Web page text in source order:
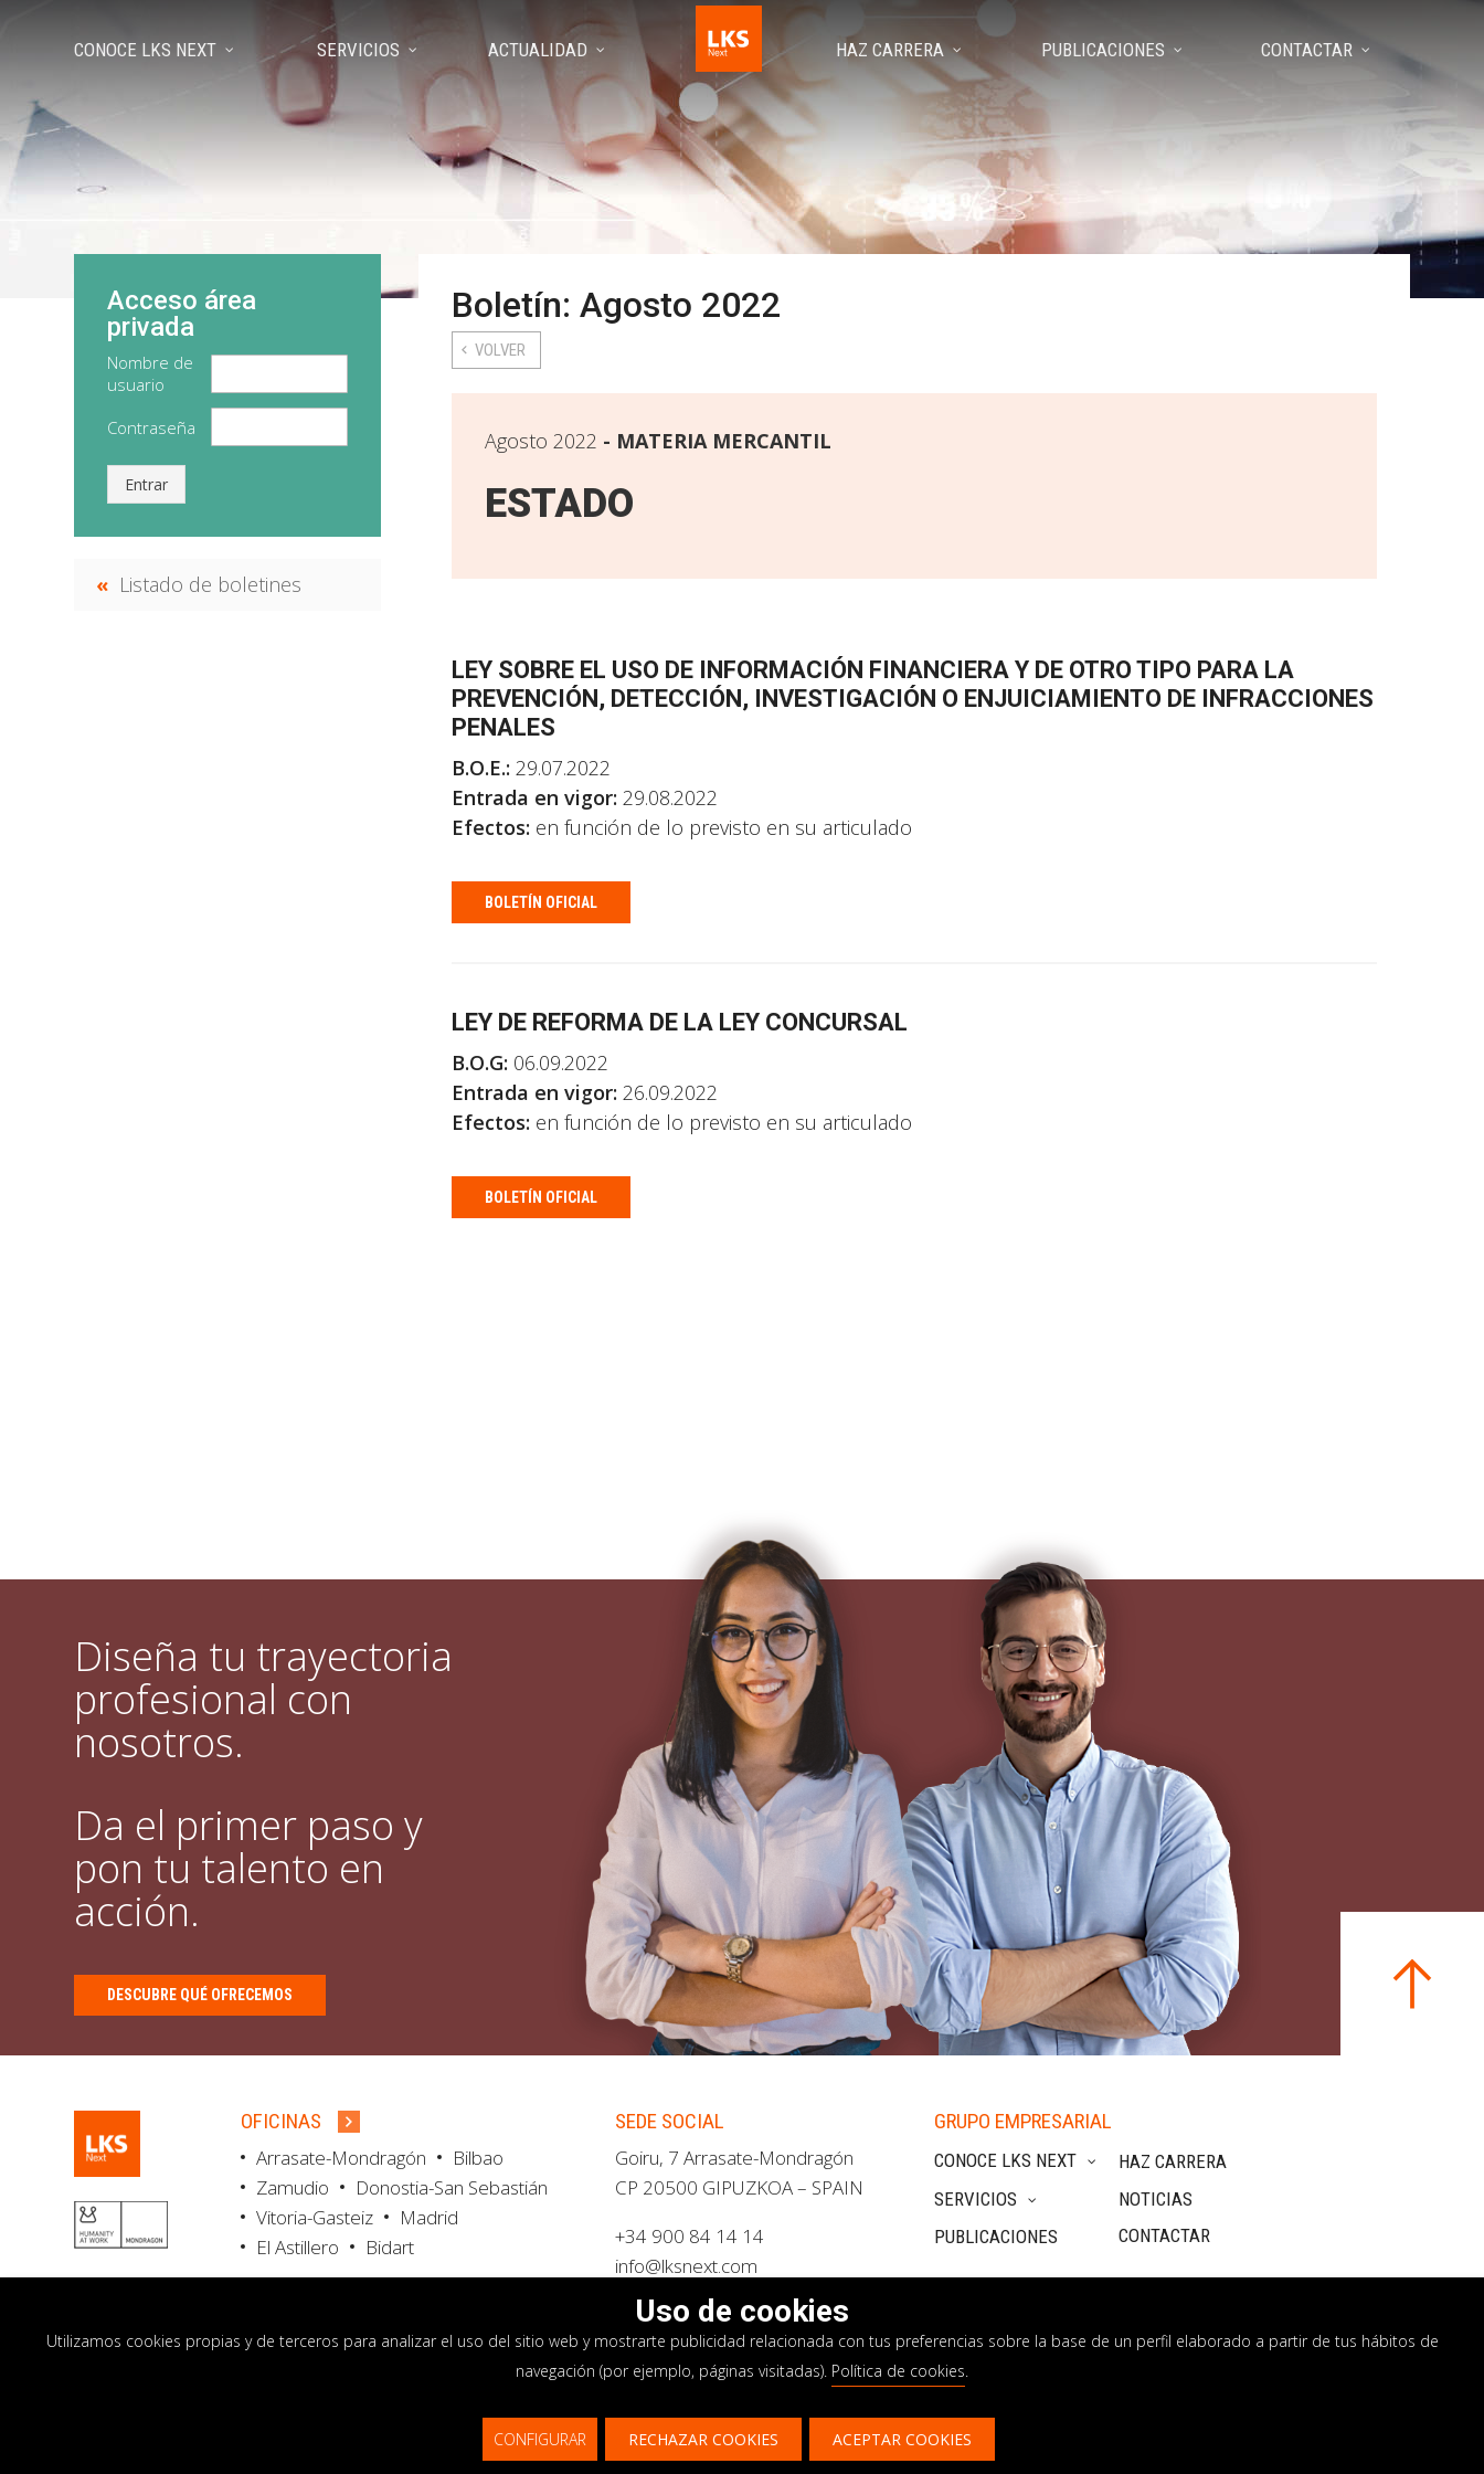
CONOCE LKS NEXT SERVICIOS ACTUALIDAD HAZ CARRERA PUBLICACIONES CONTACTAR
Boletín: Agosto 2022
VOLVER
Agosto 2022 MATERIA MERCANTIL
ESTADO
LEY SOBRE EL USO DE INFORMACIÓN FINANCIERA Y DE OTRO TIPO PARA LA
PREVENCIÓN, DETECCIÓN, INVESTIGACIÓN O ENJUICIAMIENTO DE INFRACCIONES
PENALES
B.O.E.: 29.07.2022
Entrada en vigor: 29.08.2022
Efectos: en función de lo previsto en su articulado
BOLETÍN OFICIAL
LEY DE REFORMA DE LA LEY CONCURSAL
B.O.G: 06.09.2022
Entrada en vigor: 26.09.2022
Efectos: en función de lo previsto en su articulado
BOLETÍN OFICIAL
Acceso área
privada
Nombre de
usuario
Contraseña
Entrar
Listado de boletines
Diseña tu trayectoria
profesional con
nosotros.
Da el primer paso y
pon tu talento en
acción.
DESCUBRE QUÉ OFRECEMOS
OFICINAS
Arrasate-Mondragón
Bilbao
Zamudio
Donostia-San Sebastián
Vitoria-Gasteiz
Madrid
El Astillero
Bidart
SEDE SOCIAL
Goiru, 7 Arrasate-Mondragón
CP 20500 GIPUZKOA – SPAIN
+34 900 84 14 14
info@lksnext.com
GRUPO EMPRESARIAL
CONOCE LKS NEXT
SERVICIOS
PUBLICACIONES
HAZ CARRERA
NOTICIAS
CONTACTAR
Portal de privacidad Política de cookies Sistema interno información
¿Te gustaría saber más sobre nuestros servicios?
Uso de cookies
Utilizamos cookies propias y de terceros para analizar el uso del sitio web y mostrarte publicidad relacionada con tus preferencias sobre la base de un perfil elaborado a partir de tus hábitos de
navegación (por ejemplo, páginas visitadas). Política de cookies.
CONFIGURAR RECHAZAR COOKIES ACEPTAR COOKIES